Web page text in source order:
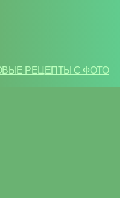
РЕЦЕПТЫ С ФОТО